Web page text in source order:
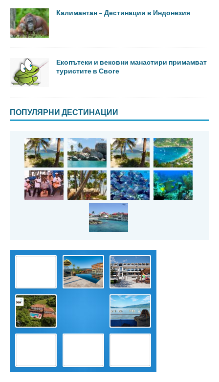
Калимантан – Дестинации в Индонезия
Екопътеки и вековни манастири примамват
туристите в Своге
ПОПУЛЯРНИ ДЕСТИНАЦИИ